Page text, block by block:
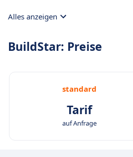
Alles anzeigen
BuildStar: Preise
standard
Tarif
auf Anfrage